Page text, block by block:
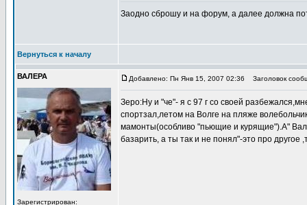
Заодно сброшу и на форум, а далее должна
Вернуться к началу
ВАЛЕРА
Зарегистрирован:
Добавлено: Пн Янв 15, 2007 02:36 Заголовок
Зеро:Ну и "че"- я с 97 г со своей
спортзал,летом на Волге на пляже
мамонты(особливо "пьющие и курящие").A"
базарить, а ты так и не понял"-это про